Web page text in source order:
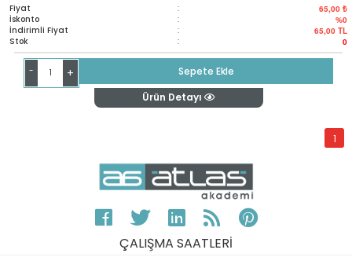
Fiyat : 65,00 ₺
İskonto : %0
İndirimli Fiyat : 65,00 TL
Stok : 0
- +
Sepete Ekle
Ürün Detayı
1
ÇALIŞMA SAATLERİ